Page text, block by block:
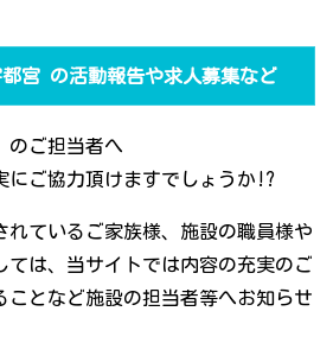
宮 の活動報告や求人募集など
のご担当者へ
にご協力頂けますでしょうか!?
れているご家族様、施設の職員様や
ては、当サイトでは内容の充実のご
ことなど施設の担当者等へお知らせ